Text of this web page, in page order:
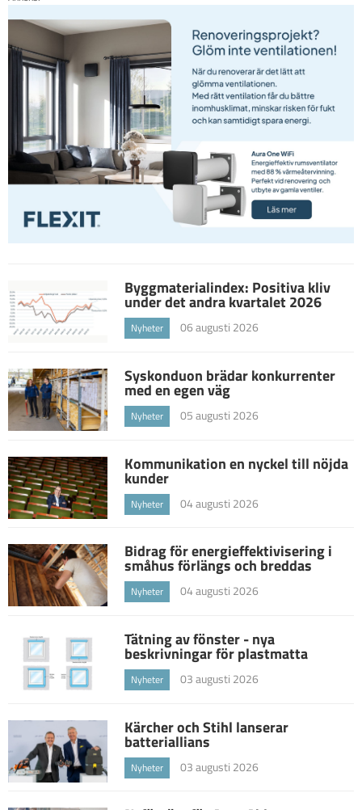
Byggmaterialindex: Positiva kliv
under det andra kvartalet 2026
Nyheter 06 augusti 2026
Syskonduon brädar konkurrenter
med en egen väg
Nyheter 05 augusti 2026
Kommunikation en nyckel till nöjda
kunder
Nyheter 04 augusti 2026
Bidrag för energieffektivisering i
småhus förlängs och breddas
Nyheter 04 augusti 2026
Tätning av fönster - nya
beskrivningar för plastmatta
Nyheter 03 augusti 2026
Kärcher och Stihl lanserar
batteriallians
Nyheter 03 augusti 2026